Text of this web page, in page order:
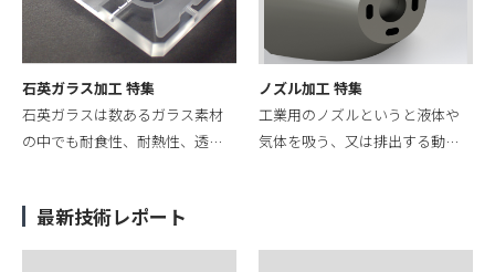
石英ガラス加工 特集
石英ガラスは数あるガラス素材
の中でも耐食性、耐熱性、透…
ノズル加工 特集
工業用のノズルというと液体や
気体を吸う、又は排出する動…
最新技術レポート